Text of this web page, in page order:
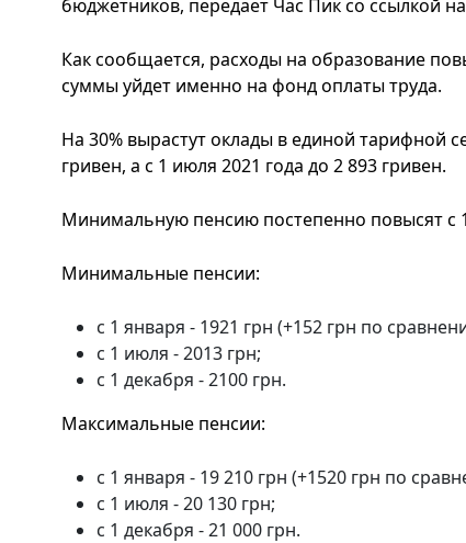
бюджетников, передает Час Пик со ссылкой
Как сообщается, расходы на образование
суммы уйдет именно на фонд оплаты труда.
На 30% вырастут оклады в единой тарифной
гривен, а с 1 июля 2021 года до 2 893 гривен.
Минимальную пенсию постепенно повысят с
Минимальные пенсии:
с 1 января - 1921 грн (+152 грн по
с 1 июля - 2013 грн;
с 1 декабря - 2100 грн.
Максимальные пенсии:
с 1 января - 19 210 грн (+1520 грн по
с 1 июля - 20 130 грн;
с 1 декабря - 21 000 грн.